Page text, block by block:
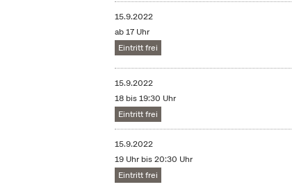
15.9.2022
ab 17 Uhr
Eintritt frei
15.9.2022
18 bis 19:30 Uhr
Eintritt frei
15.9.2022
19 Uhr bis 20:30 Uhr
Eintritt frei